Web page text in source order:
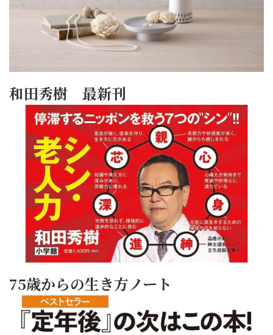
和田秀樹 最新刊
75歳からの生き方ノート